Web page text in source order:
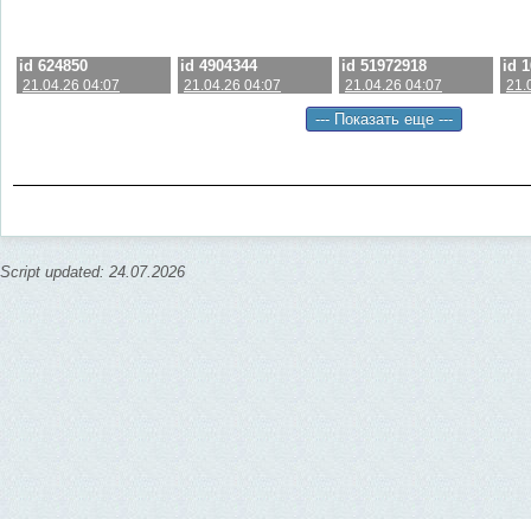
id 624850
21.04.26 04:07
id 4904344
21.04.26 04:07
id 51972918
21.04.26 04:07
id
Script updated: 24.07.2026